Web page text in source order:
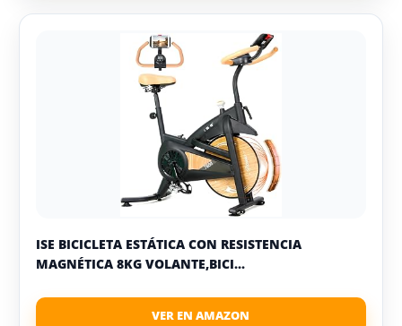
ISE BICICLETA ESTÁTICA CON RESISTENCIA
MAGNÉTICA 8KG VOLANTE,BICI...